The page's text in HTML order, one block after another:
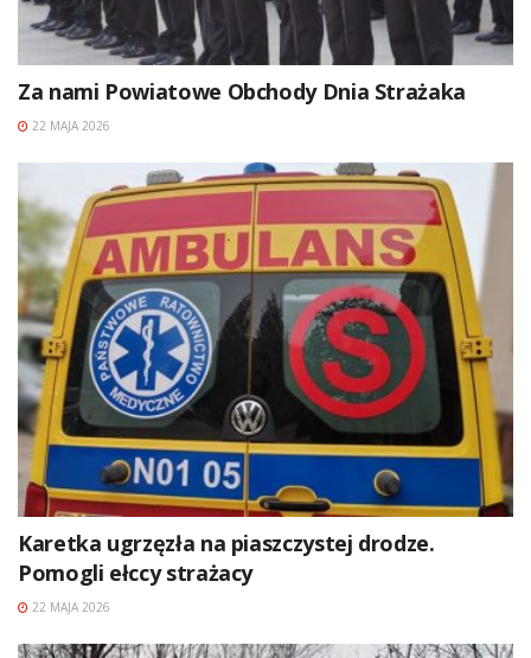
Za nami Powiatowe Obchody Dnia Strażaka
22 MAJA 2026
Karetka ugrzęzła na piaszczystej drodze.
Pomogli ełccy strażacy
22 MAJA 2026